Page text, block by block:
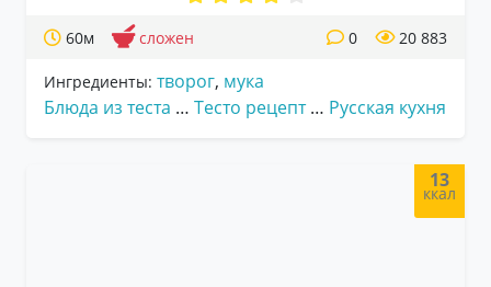
60м сложен 20 883
0
Ингредиенты: творог, мука
Блюда из теста … Тесто рецепт… Русская кухня
13
ккал